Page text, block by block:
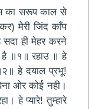
का सरूप काल से
मेरी जिंद काँप
ही मेहर करने
है ॥१॥ रहाउ ॥ हे
हे दयाल प्रभू!
ओर कोई नही।
हे प्यारे! तुम्हारे